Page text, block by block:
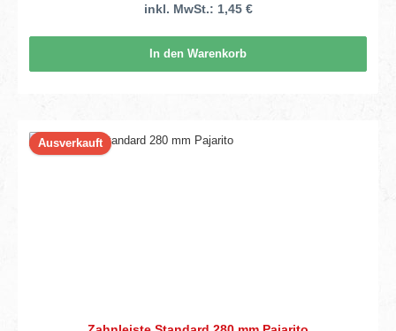
inkl. MwSt.: 1,45 €
In den Warenkorb
Ausverkauft